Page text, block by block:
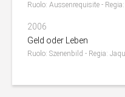
Ruolo: Aussenrequisite -
2006
Geld oder Leben
Ruolo: Szenenbild - Regia: